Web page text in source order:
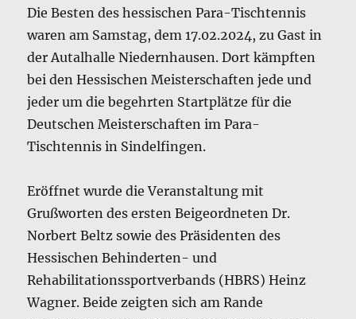
Die Besten des hessischen Para-Tischtennis
waren am Samstag, dem 17.02.2024, zu Gast in
der Autalhalle Niedernhausen. Dort kämpften
bei den Hessischen Meisterschaften jede und
jeder um die begehrten Startplätze für die
Deutschen Meisterschaften im Para-
Tischtennis in Sindelfingen.
Eröffnet wurde die Veranstaltung mit
Grußworten des ersten Beigeordneten Dr.
Norbert Beltz sowie des Präsidenten des
Hessischen Behinderten- und
Rehabilitationssportverbands (HBRS) Heinz
Wagner. Beide zeigten sich am Rande